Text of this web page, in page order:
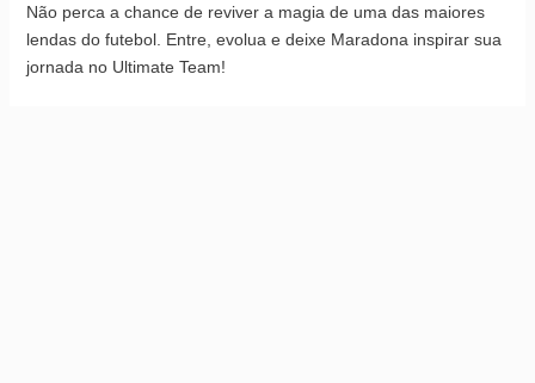
Não perca a chance de reviver a magia de uma das maiores
lendas do futebol. Entre, evolua e deixe Maradona inspirar sua
jornada no Ultimate Team!